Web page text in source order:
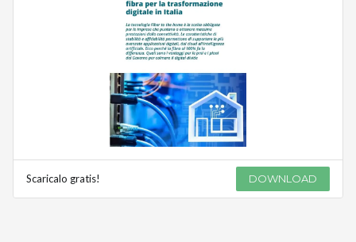
Scaricalo gratis! DOWNLOAD